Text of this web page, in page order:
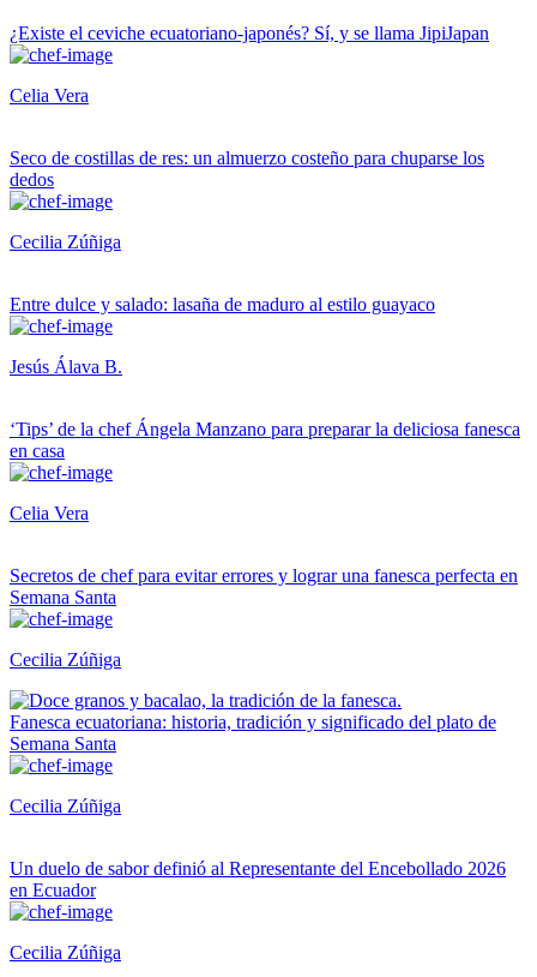
¿Existe el ceviche ecuatoriano-japonés? Sí, y se llama JipiJapan
Celia Vera
Seco de costillas de res: un almuerzo costeño para chuparse los
dedos
Cecilia Zúñiga
Entre dulce y salado: lasaña de maduro al estilo guayaco
Jesús Álava B.
‘Tips’ de la chef Ángela Manzano para preparar la deliciosa fanesca
en casa
Celia Vera
Secretos de chef para evitar errores y lograr una fanesca perfecta en
Semana Santa
Cecilia Zúñiga
Fanesca ecuatoriana: historia, tradición y significado del plato de
Semana Santa
Cecilia Zúñiga
Un duelo de sabor definió al Representante del Encebollado 2026
en Ecuador
Cecilia Zúñiga